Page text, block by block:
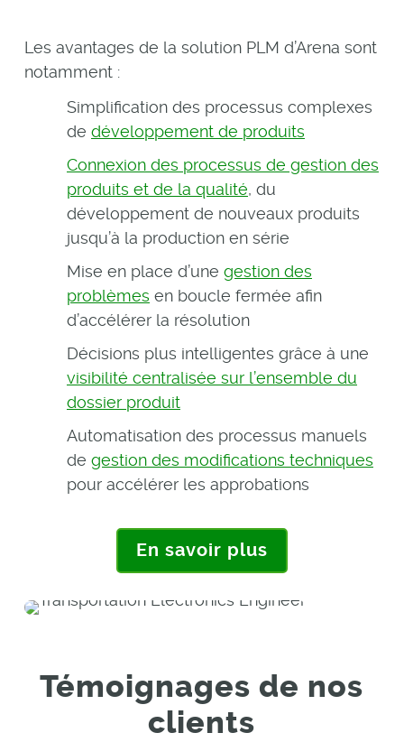
Les avantages de la solution PLM d’Arena sont
notamment :
Simplification des processus complexes
de développement de produits
Connexion des processus de gestion des
produits et de la qualité, du
développement de nouveaux produits
jusqu’à la production en série
Mise en place d’une gestion des
problèmes en boucle fermée afin
d’accélérer la résolution
Décisions plus intelligentes grâce à une
visibilité centralisée sur l’ensemble du
dossier produit
Automatisation des processus manuels
de gestion des modifications techniques
pour accélérer les approbations
En savoir plus
Témoignages de nos
clients